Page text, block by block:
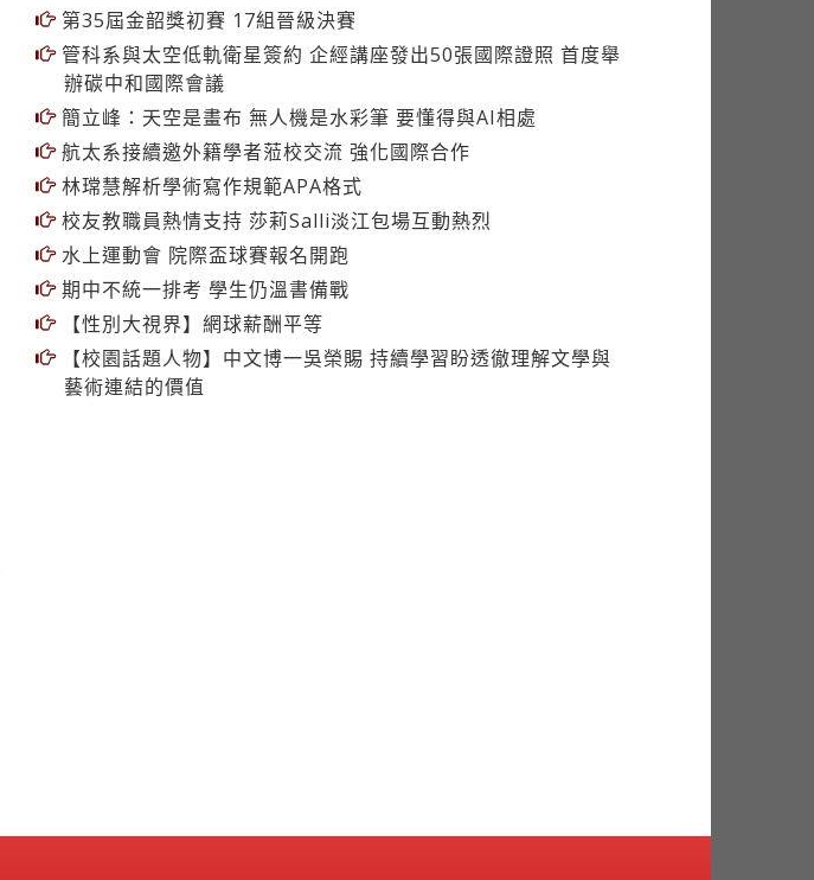
第35屆金韶獎初賽 17組晉級決賽
管科系與太空低軌衛星簽約 企經講座發出50張國際證照 首度舉
辦碳中和國際會議
簡立峰：天空是畫布 無人機是水彩筆 要懂得與AI相處
航太系接續邀外籍學者蒞校交流 強化國際合作
林瑺慧解析學術寫作規範APA格式
校友教職員熱情支持 莎莉Salli淡江包場互動熱烈
水上運動會 院際盃球賽報名開跑
期中不統一排考 學生仍溫書備戰
【性別大視界】網球薪酬平等
【校園話題人物】中文博一吳榮賜 持續學習盼透徹理解文學與
藝術連結的價值